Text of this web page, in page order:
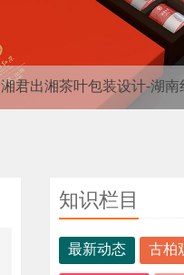
湘君出湘茶叶包装设计-湖南
知识栏目
最新动态 古柏